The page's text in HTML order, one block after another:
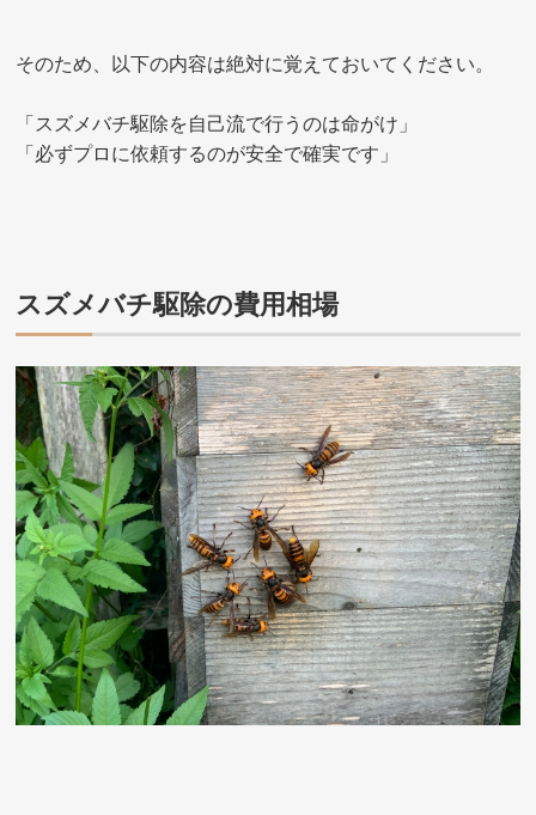
そのため、以下の内容は絶対に覚えておいてください。
「スズメバチ駆除を自己流で行うのは命がけ」
「必ずプロに依頼するのが安全で確実です」
スズメバチ駆除の費用相場